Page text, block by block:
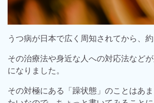
うつ病が日本で広く周知されてから、約
その治療法や身近な人への対応法など
になりました。
その対極にある「躁状態」のことはあ